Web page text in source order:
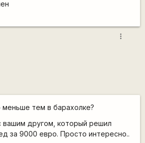
more_vert
меньше тем в барахолке?
вашим другом, который решил
за 9000 евро. Просто интересно..